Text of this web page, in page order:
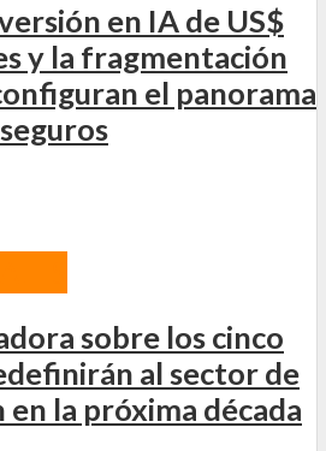
en IA de US$
y la fragmentación
el panorama
sobre los cinco
al sector de
la próxima década